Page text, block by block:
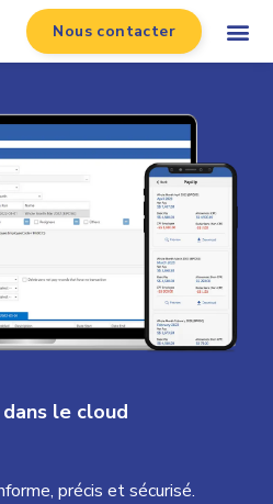
Nous contacter
le cloud
précis et sécurisé.